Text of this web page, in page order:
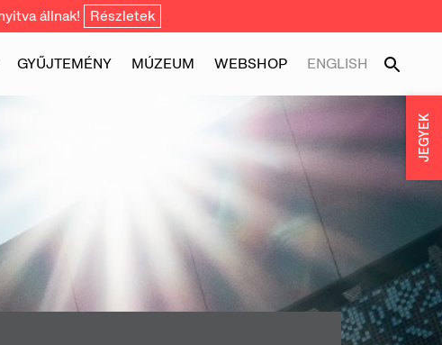
állnak! Részletek
GYŰJTEMÉNY MÚZEUM WEBSHOP ENGLISH
JEGYEK